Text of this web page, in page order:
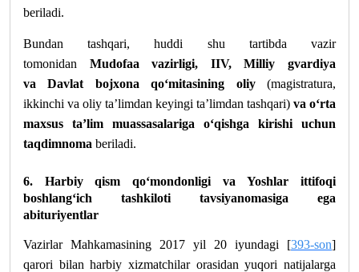
beriladi.
Bundan tashqari, huddi shu tartibda vazir
tomonidan Mudofaa vazirligi, IIV, Milliy gvardiya
va Davlat bojxona qo‘mitasining oliy(magistratura,
ikkinchi va oliy ta’limdan keyingi ta’limdan tashqari) va o‘rta
maxsus ta’lim muassasalariga o‘qishga kirishi uchun
taqdimnoma beriladi.
6. Harbiy qism qo‘mondonligi va Yoshlar ittifoqi
boshlang‘ich tashkiloti tavsiyanomasiga ega
abituriyentlar
Vazirlar Mahkamasining 2017 yil 20 iyundagi [393-son]
qarori bilan harbiy xizmatchilar orasidan yuqori natijalarga